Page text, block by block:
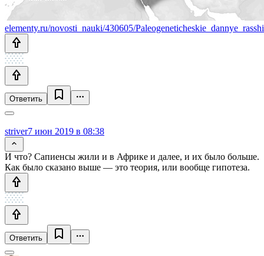
elementy.ru/novosti_nauki/430605/
Ответить
striver7 июн 2019 в 08:38
И что? Сапиенсы жили и в Африке и далее, и их было больше.
Как было сказано выше — это теория, или вообще гипотеза.
Ответить